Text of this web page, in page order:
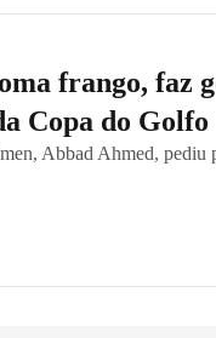
frango, faz
Copa do Golfo
Abbad Ahmed,